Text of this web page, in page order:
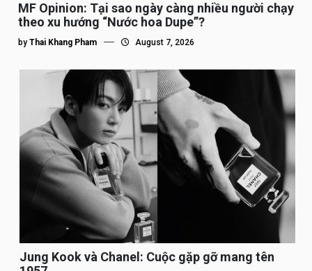
MF Opinion: Tại sao ngày càng nhiều người chạy
theo xu hướng “Nước hoa Dupe”?
by Thai Khang Pham August 7, 2026
Jung Kook và Chanel: Cuộc gặp gỡ mang tên